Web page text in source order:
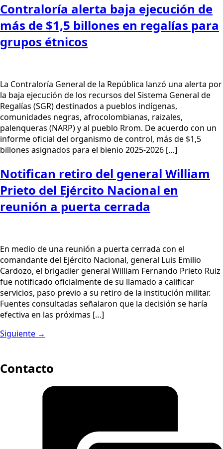
Contraloría alerta baja ejecución de
más de $1,5 billones en regalías para
grupos étnicos
La Contraloría General de la República lanzó una alerta por
la baja ejecución de los recursos del Sistema General de
Regalías (SGR) destinados a pueblos indígenas,
comunidades negras, afrocolombianas, raizales,
palenqueras (NARP) y al pueblo Rrom. De acuerdo con un
informe oficial del organismo de control, más de $1,5
billones asignados para el bienio 2025-2026 […]
Notifican retiro del general William
Prieto del Ejército Nacional en
reunión a puerta cerrada
En medio de una reunión a puerta cerrada con el
comandante del Ejército Nacional, general Luis Emilio
Cardozo, el brigadier general William Fernando Prieto Ruiz
fue notificado oficialmente de su llamado a calificar
servicios, paso previo a su retiro de la institución militar.
Fuentes consultadas señalaron que la decisión se haría
efectiva en las próximas […]
Siguiente →
Contacto